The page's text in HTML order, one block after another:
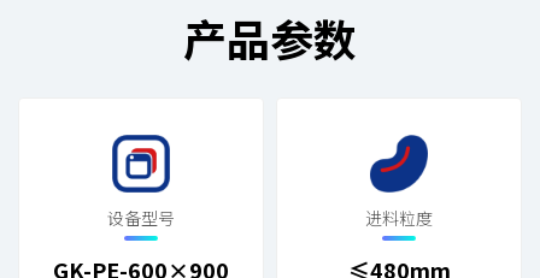
产品参数
设备型号
GK-PE-600×900
进料粒度
≤480mm